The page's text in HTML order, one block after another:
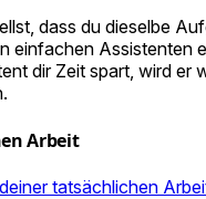
dass du dieselbe
Assistenten
dir Zeit spart, wird er
Arbeit
tatsächlichen